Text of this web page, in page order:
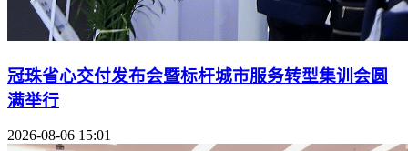
冠珠省心交付发布会暨标杆城市服务转型集训会圆
满举行
2026-08-06 15:01